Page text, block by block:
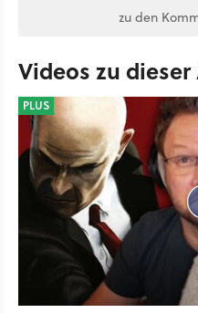
zu den
Videos zu
PLUS